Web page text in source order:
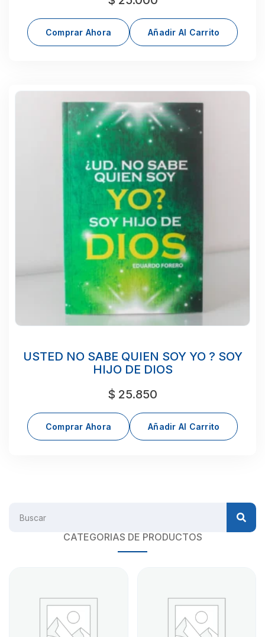
Comprar Ahora Añadir Al Carrito
USTED NO SABE QUIEN SOY YO ? SOY
HIJO DE DIOS
$ 25.850
Comprar Ahora Añadir Al Carrito
CATEGORIAS DE PRODUCTOS